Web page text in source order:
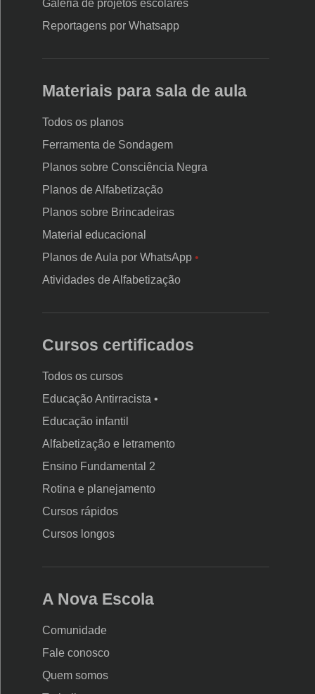
assistencial para apoiar a busca ativa contínua.
trocas entre União, estados e municípios. “Apesar das
realidades variadas das escolas, o reordenamento escolar
será constante, exigindo planejamento e foco.”
Galeria de projetos escolares
Reportagens por Whatsapp
Materiais para sala de aula
Todos os planos
Ferramenta de Sondagem
Planos sobre Consciência Negra
Planos de Alfabetização
Planos sobre Brincadeiras
Material educacional
Planos de Aula por WhatsApp•
Atividades de Alfabetização
Cursos certificados
Todos os cursos
Educação Antirracista •
Educação infantil
Alfabetização e letramento
Ensino Fundamental 2
Rotina e planejamento
Cursos rápidos
Cursos longos
A Nova Escola
Comunidade
Fale conosco
Quem somos